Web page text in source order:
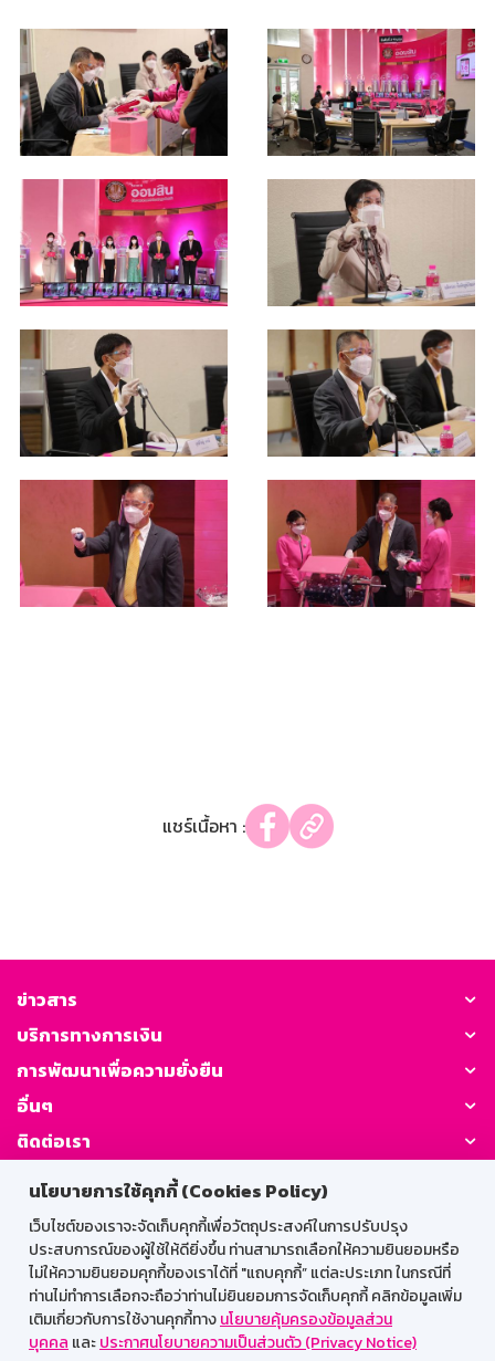
นโยบายการใช้คุกกี้ (Cookies Policy)
เว็บไซต์ของเราจะจัดเก็บคุกกี้เพื่อวัตถุประสงค์ในการปรับปรุง
ประสบการณ์ของผู้ใช้ให้ดียิ่งขึ้น ท่านสามารถเลือกให้ความยินยอมหรือ
ไม่ให้ความยินยอมคุกกี้ของเราได้ที่ "แถบคุกกี้” แต่ละประเภท ในกรณีที่
ท่านไม่ทำการเลือกจะถือว่าท่านไม่ยินยอมการจัดเก็บคุกกี้ คลิกข้อมูลเพิ่ม
เติมเกี่ยวกับการใช้งานคุกกี้ทางนโยบายคุ้มครองข้อมูลส่วน
บุคคล และประกาศนโยบายความเป็นส่วนตัว (Privacy Notice)
แชร์เนื้อหา :
ข่าวสาร
บริการทางการเงิน
การพัฒนาเพื่อความยั่งยืน
อื่นๆ
ติดต่อเรา
GSB Society:
สำหรับพนักงาน
Web HR
GSB Wisdom
M-Search